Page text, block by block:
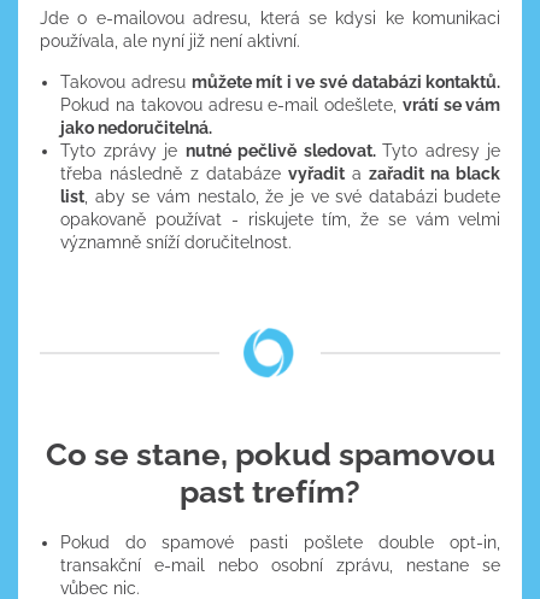
Jde o e-mailovou adresu, která se kdysi ke komunikaci
používala, ale nyní již není aktivní.
Takovou adresu můžete mít i ve své databázi kontaktů.
Pokud na takovou adresu e-mail odešlete, vrátí se vám
jako nedoručitelná.
Tyto zprávy je nutné pečlivě sledovat.Tyto adresy je
třeba následně z databázevyřadit a zařadit na black
list , aby se vám nestalo, že je ve své databázi budete
opakovaně používat - riskujete tím, že se vám velmi
významně sníží doručitelnost.
Co se stane, pokud spamovou
past trefím?
Pokud do spamové pasti pošlete double opt-in,
transakční e-mail nebo osobní zprávu, nestane se
vůbec nic.